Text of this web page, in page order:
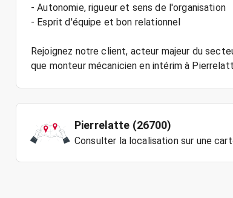
- Autonomie, rigueur et sens de l'organisation
- Esprit d'équipe et bon relationnel
Rejoignez notre client, acteur majeur du
Pierrelatte (26700)
Consulter la localisation sur une